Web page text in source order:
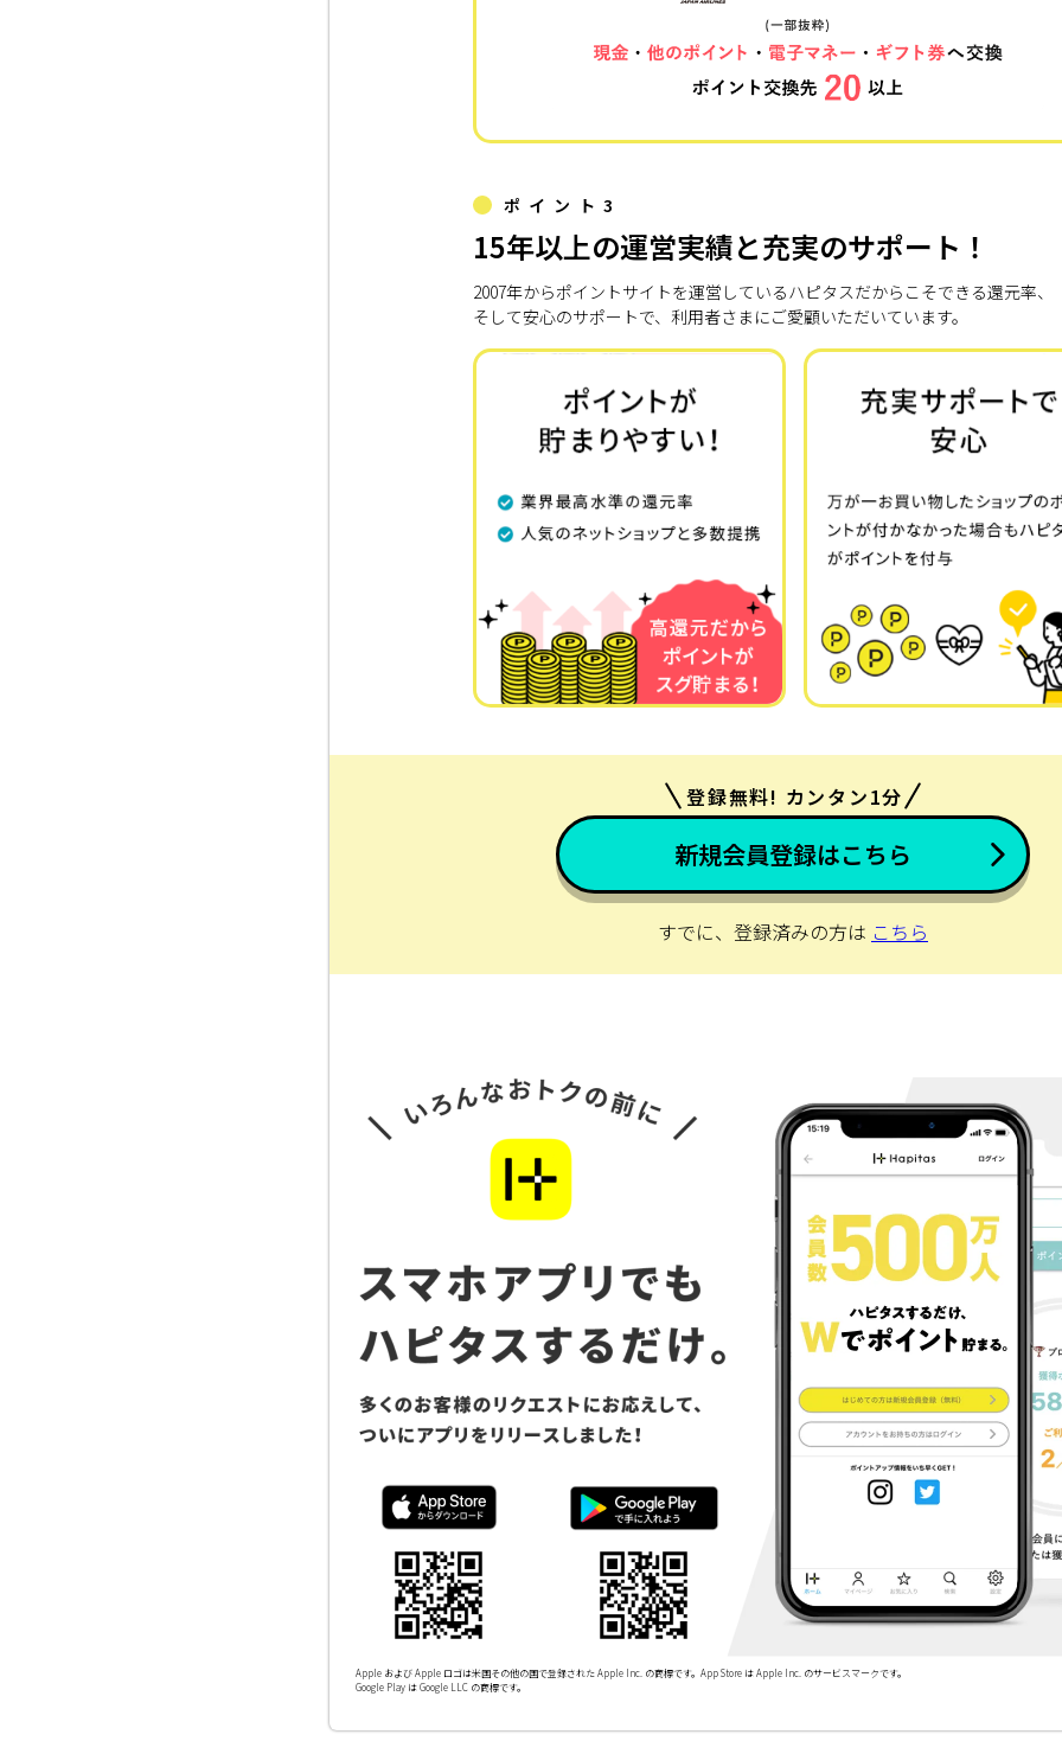
ポイント3
15年以上の運営実績と充実のサポート！
2007年からポイントサイトを運営しているハピタスだからこそできる還元率、
そして安心のサポートで、利用者さまにご愛顧いただいています。
登録無料! カンタン1分
新規会員登録はこちら
すでに、登録済みの方は こちら
Apple および Apple ロゴは米国その他の国で登録された Apple Inc. の商標です。App Store は Apple Inc. のサービスマークです。
Google Play は Google LLC の商標です。